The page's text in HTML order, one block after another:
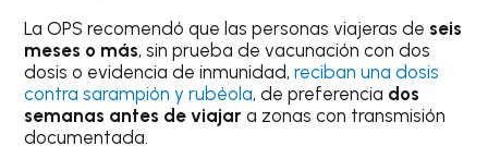
La OPS recomendó que las personas viajeras de seis
meses o más, sin prueba de vacunación con dos
dosis o evidencia de inmunidad,reciban una dosis
contra sarampión y rubéola, de preferencia dos
semanas antes de viajar a zonas con transmisión
documentada.